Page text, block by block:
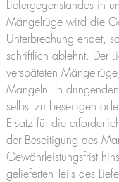
Liefergegenstandes in
Mängelrüge wird die
Unterbrechung endet,
schriftlich ablehnt. Der
verspäteten
Mängeln. In
selbst zu beseitigen
Ersatz für die
der Beseitigung des
Gewährleistungsfrist
gelieferten Teils des